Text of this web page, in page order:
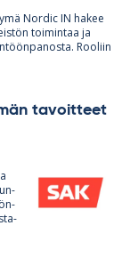
Nor­dic IN ha­kee
toi­min­taa ja
Roo­liin
ta­voit­teet